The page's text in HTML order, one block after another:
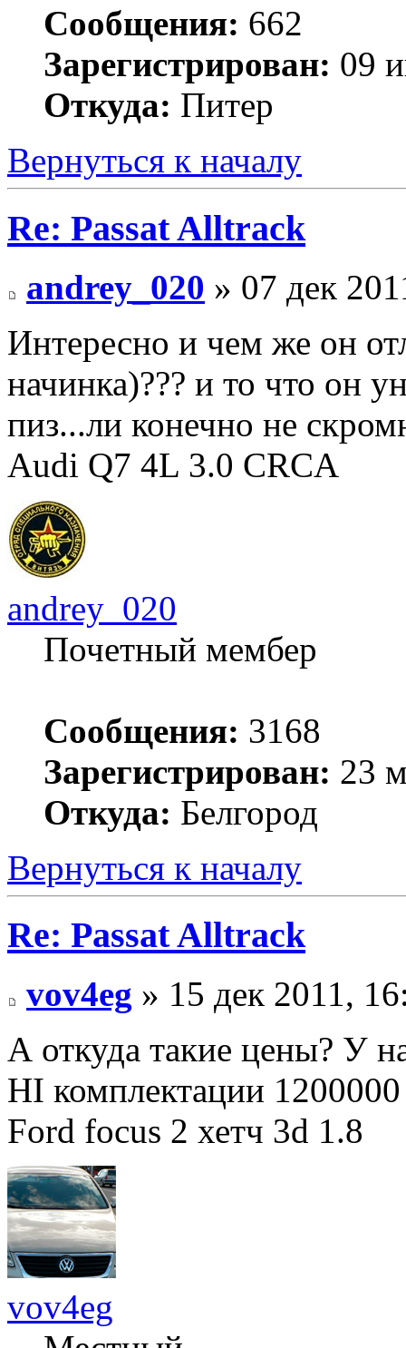
Сообщения: 662
Зарегистрирован: 09
Откуда: Питер
Вернуться к началу
Re: Passat Alltrack
andrey_020 » 07 дек
Интересно и чем же он
начинка)??? и то что он
пиз...ли конечно не
Audi Q7 4L 3.0 CRCA
andrey_020
Почетный мембер
Сообщения: 3168
Зарегистрирован: 23
Откуда: Белгород
Вернуться к началу
Re: Passat Alltrack
vov4eg » 15 дек 2011,
А откуда такие цены? У
HI комплектации
Ford focus 2 хетч 3d 1.8
vov4eg